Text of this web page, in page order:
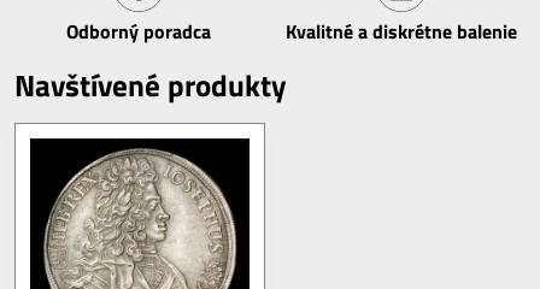
Odborný poradca Kvalitné a diskrétne balenie
Navštívené produkty